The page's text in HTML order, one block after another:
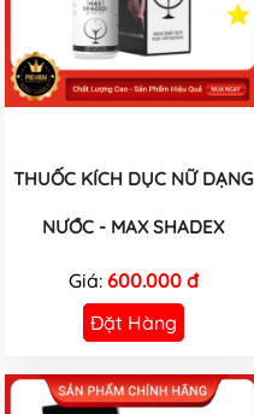
THUỐC KÍCH DỤC NỮ DẠNG
NƯỚC - MAX SHADEX
Giá: 600.000 đ
Đặt Hàng